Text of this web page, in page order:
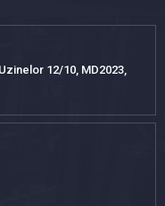
12/10, MD2023,